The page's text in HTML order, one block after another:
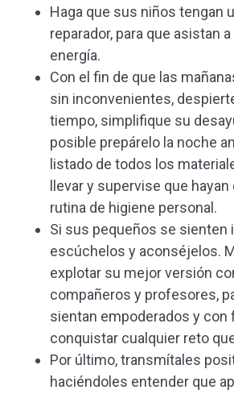
Haga que sus niños tengan
reparador, para que asistan
energía.
Con el fin de que las
sin inconvenientes,
tiempo, simplifique su
posible prepárelo la noche
listado de todos los
llevar y supervise que
rutina de higiene personal.
Si sus pequeños se sienten
escúchelos y aconséjelos.
explotar su mejor versión
compañeros y profesores,
sientan empoderados y con
conquistar cualquier reto
Por último, transmítales
haciéndoles entender que